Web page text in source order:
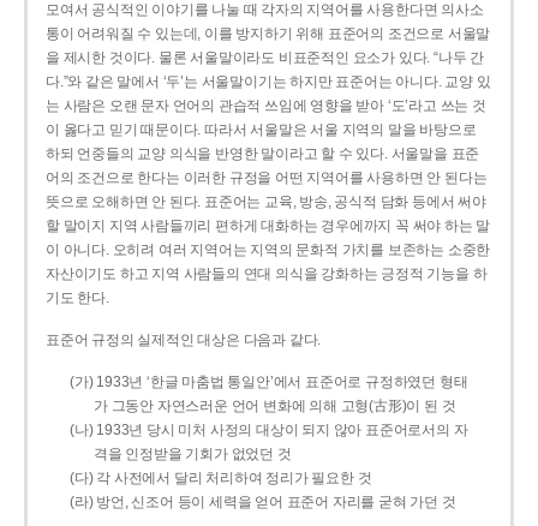
모여서 공식적인 이야기를 나눌 때 각자의 지역어를 사용한다면 의사소
통이 어려워질 수 있는데, 이를 방지하기 위해 표준어의 조건으로 서울말
을 제시한 것이다. 물론 서울말이라도 비표준적인 요소가 있다. “나두 간
다.”와 같은 말에서 ‘두’는 서울말이기는 하지만 표준어는 아니다. 교양 있
는 사람은 오랜 문자 언어의 관습적 쓰임에 영향을 받아 ‘도’라고 쓰는 것
이 옳다고 믿기 때문이다. 따라서 서울말은 서울 지역의 말을 바탕으로
하되 언중들의 교양 의식을 반영한 말이라고 할 수 있다. 서울말을 표준
어의 조건으로 한다는 이러한 규정을 어떤 지역어를 사용하면 안 된다는
뜻으로 오해하면 안 된다. 표준어는 교육, 방송, 공식적 담화 등에서 써야
할 말이지 지역 사람들끼리 편하게 대화하는 경우에까지 꼭 써야 하는 말
이 아니다. 오히려 여러 지역어는 지역의 문화적 가치를 보존하는 소중한
자산이기도 하고 지역 사람들의 연대 의식을 강화하는 긍정적 기능을 하
기도 한다.
표준어 규정의 실제적인 대상은 다음과 같다.
(가) 1933년 ‘한글 마춤법 통일안’에서 표준어로 규정하였던 형태
가 그동안 자연스러운 언어 변화에 의해 고형(古形)이 된 것
(나) 1933년 당시 미처 사정의 대상이 되지 않아 표준어로서의 자
격을 인정받을 기회가 없었던 것
(다) 각 사전에서 달리 처리하여 정리가 필요한 것
(라) 방언, 신조어 등이 세력을 얻어 표준어 자리를 굳혀 가던 것